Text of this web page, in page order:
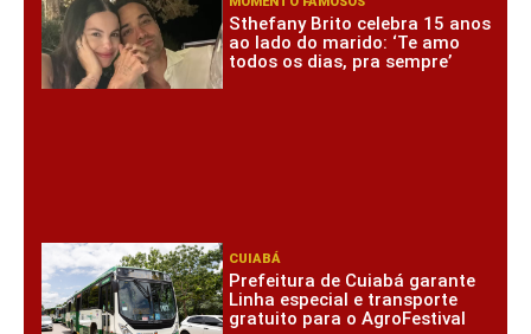
Sthefany Brito celebra 15 anos
ao lado do marido: ‘Te amo
todos os dias, pra sempre’
CUIABÁ
Prefeitura de Cuiabá garante
Linha especial e transporte
gratuito para o AgroFestival